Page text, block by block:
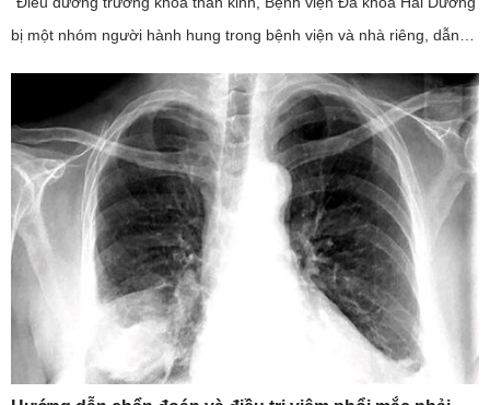
bị một nhóm người hành hung trong bệnh viện và nhà riêng, dẫn